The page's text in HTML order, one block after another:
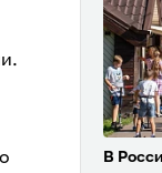
В